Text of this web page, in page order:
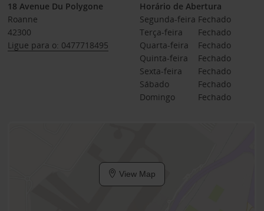
18 Avenue Du Polygone
Roanne
42300
Ligue para o: 0477718495
Horário de Abertura
Segunda-feira Fechado
Terça-feira
Fechado
Quarta-feira
Fechado
Quinta-feira
Fechado
Sexta-feira
Fechado
Sábado
Fechado
Domingo
Fechado
View Map